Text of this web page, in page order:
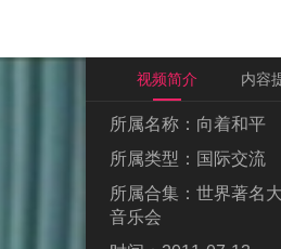
视频简介 内容
所属名称： 向着和平
所属类型： 国际交流
所属合集： 世界著名
音乐会